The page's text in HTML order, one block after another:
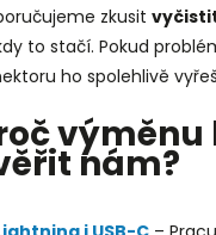
zkusit
to stačí. Pokud
ho spolehlivě
nám?